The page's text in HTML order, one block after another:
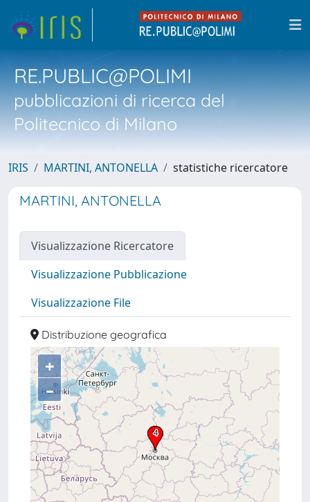
RE.PUBLIC@POLIMI
pubblicazioni di ricerca del
Politecnico di Milano
IRIS MARTINI, ANTONELLA statistiche ricercatore
MARTINI, ANTONELLA
Visualizzazione Ricercatore
Visualizzazione Pubblicazione
Visualizzazione File
Distribuzione geografica
+
–